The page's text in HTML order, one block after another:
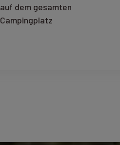
auf dem gesamten
Campingplatz